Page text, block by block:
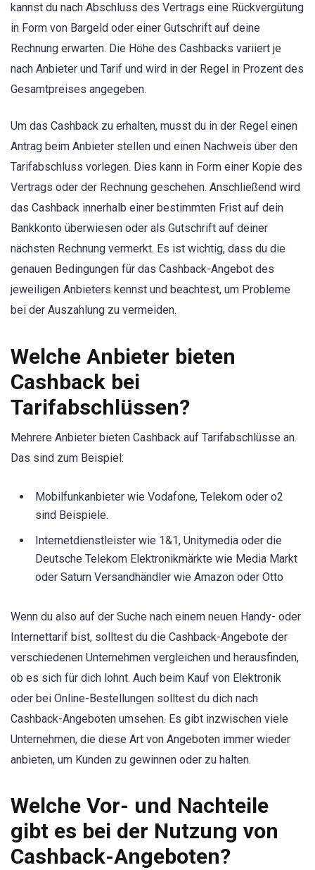
kannst du nach Abschluss des Vertrags eine Rückvergütung
in Form von Bargeld oder einer Gutschrift auf deine
Rechnung erwarten. Die Höhe des Cashbacks variiert je
nach Anbieter und Tarif und wird in der Regel in Prozent des
Gesamtpreises angegeben.
Um das Cashback zu erhalten, musst du in der Regel einen
Antrag beim Anbieter stellen und einen Nachweis über den
Tarifabschluss vorlegen. Dies kann in Form einer Kopie des
Vertrags oder der Rechnung geschehen. Anschließend wird
das Cashback innerhalb einer bestimmten Frist auf dein
Bankkonto überwiesen oder als Gutschrift auf deiner
nächsten Rechnung vermerkt. Es ist wichtig, dass du die
genauen Bedingungen für das Cashback-Angebot des
jeweiligen Anbieters kennst und beachtest, um Probleme
bei der Auszahlung zu vermeiden.
Welche Anbieter bieten
Cashback bei
Tarifabschlüssen?
Mehrere Anbieter bieten Cashback auf Tarifabschlüsse an.
Das sind zum Beispiel:
Mobilfunkanbieter wie Vodafone, Telekom oder o2
sind Beispiele.
Internetdienstleister wie 1&1, Unitymedia oder die
Deutsche Telekom Elektronikmärkte wie Media Markt
oder Saturn Versandhändler wie Amazon oder Otto
Wenn du also auf der Suche nach einem neuen Handy- oder
Internettarif bist, solltest du die Cashback-Angebote der
verschiedenen Unternehmen vergleichen und herausfinden,
ob es sich für dich lohnt. Auch beim Kauf von Elektronik
oder bei Online-Bestellungen solltest du dich nach
Cashback-Angeboten umsehen. Es gibt inzwischen viele
Unternehmen, die diese Art von Angeboten immer wieder
anbieten, um Kunden zu gewinnen oder zu halten.
Welche Vor- und Nachteile
gibt es bei der Nutzung von
Cashback-Angeboten?